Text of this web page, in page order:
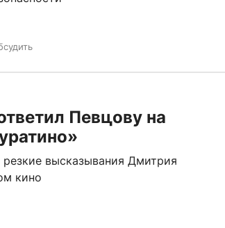
Певцову на
высказывания Дмитрия
кино